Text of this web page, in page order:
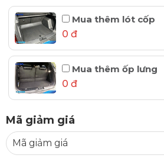
Mua thêm lót cốp
0 đ
Mua thêm ốp lưng
0 đ
Mã giảm giá